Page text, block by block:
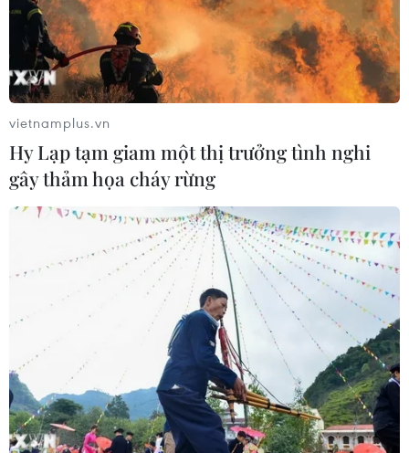
vietnamplus.vn
Hy Lạp tạm giam một thị trưởng tình nghi
gây thảm họa cháy rừng